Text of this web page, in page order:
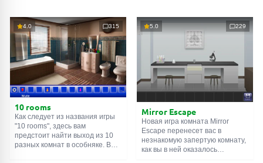
4.0 315
10 rooms
Как следует из названия игры
"10 rooms", здесь вам
предстоит найти выход из 10
разных комнат в особняке. В
5.0 229
Mirror Escape
Новая игра комната Mirror
Escape перенесет вас в
незнакомую запертую комнату,
как вы в ней оказалось